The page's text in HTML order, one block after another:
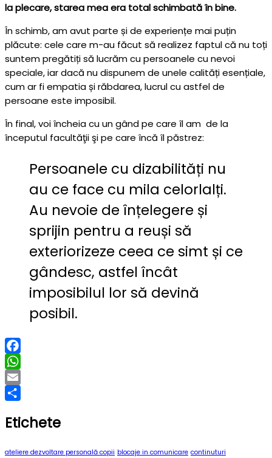
la plecare, starea mea era total schimbată în bine.
În schimb, am avut parte și de experiențe mai puțin
plăcute: cele care m-au făcut să realizez faptul că nu toți
suntem pregătiți să lucrăm cu persoanele cu nevoi
speciale, iar dacă nu dispunem de unele calități esențiale,
cum ar fi empatia și răbdarea, lucrul cu astfel de
persoane este imposibil.
În final, voi încheia cu un gând pe care îl am de la
începutul facultăţii şi pe care încă îl păstrez:
Persoanele cu dizabilități nu
au ce face cu mila celorlalți.
Au nevoie de înțelegere și
sprijin pentru a reuși să
exteriorizeze ceea ce simt și ce
gândesc, astfel încât
imposibilul lor să devină
posibil.
Facebook
WhatsApp
Email
Etichete
ateliere dezvoltare personală copii blocaje in comunicare continuturi